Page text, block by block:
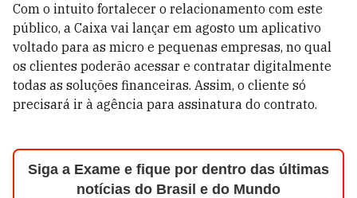
Com o intuito fortalecer o relacionamento com este
público, a Caixa vai lançar em agosto um aplicativo
voltado para as micro e pequenas empresas, no qual
os clientes poderão acessar e contratar digitalmente
todas as soluções financeiras. Assim, o cliente só
precisará ir à agência para assinatura do contrato.
Siga a Exame e fique por dentro das últimas
notícias do Brasil e do Mundo